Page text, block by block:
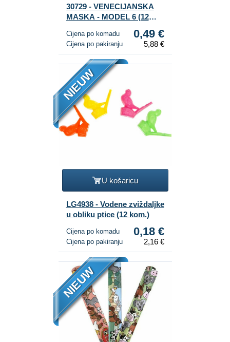
30729 - VENECIJANSKA
MASKA - MODEL 6 (12
Cijena po komadu 0,49 €
Cijena po pakiranju 5,88 €
NIEUW
U košaricu
LG4938 - Vodene zviždaljke
u obliku ptice (12 kom.)
Cijena po komadu 0,18 €
Cijena po pakiranju 2,16 €
NIEUW